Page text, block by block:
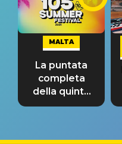
MALTA
La puntata
completa
della quinta
tappa